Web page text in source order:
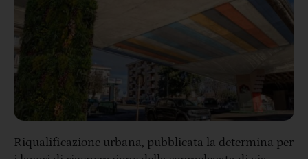
Riqualificazione urbana, pubblicata la determina per